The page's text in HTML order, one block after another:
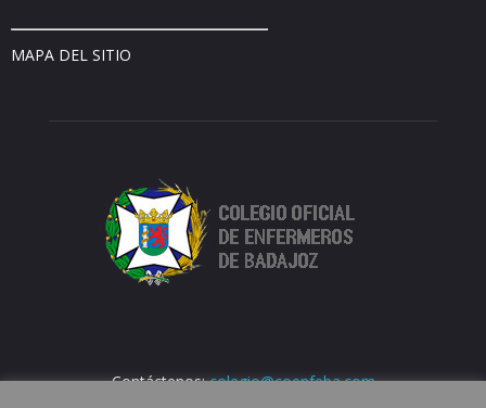
MAPA DEL SITIO
Contáctenos:colegio@coenfeba.com